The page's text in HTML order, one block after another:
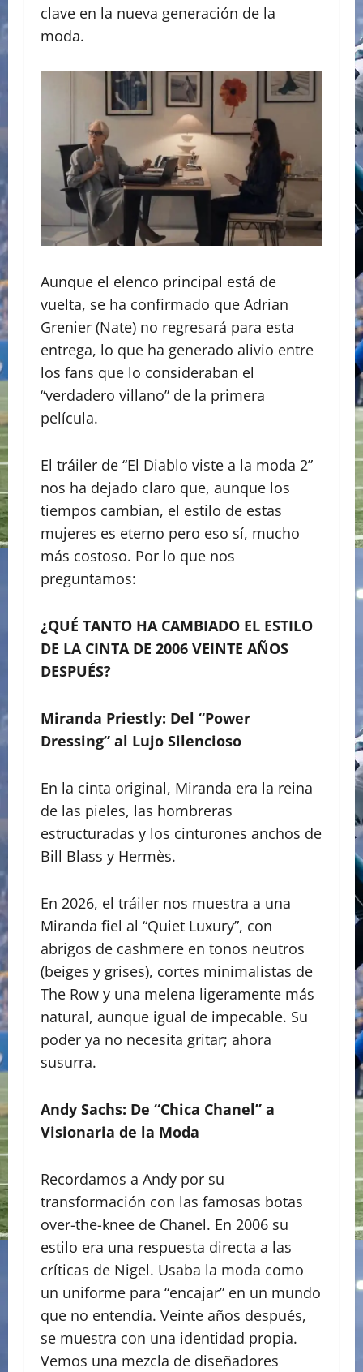
clave en la nueva generación de la
moda.
​Aunque el elenco principal está de
vuelta, se ha confirmado que Adrian
Grenier (Nate) no regresará para esta
entrega, lo que ha generado alivio entre
los fans que lo consideraban el
“verdadero villano” de la primera
película.
El tráiler de “El Diablo viste a la moda 2”
nos ha dejado claro que, aunque los
tiempos cambian, el estilo de estas
mujeres es eterno pero eso sí, mucho
más costoso. Por lo que nos
preguntamos:
¿QUÉ TANTO HA CAMBIADO EL ESTILO
DE LA CINTA DE 2006 VEINTE AÑOS
DESPUÉS?
​Miranda Priestly: Del “Power
Dressing” al Lujo Silencioso
En la cinta original, Miranda era la reina
de las pieles, las hombreras
estructuradas y los cinturones anchos de
Bill Blass y Hermès.
​En ​2026, el tráiler nos muestra a una
Miranda fiel al “Quiet Luxury”, con
abrigos de cashmere en tonos neutros
(beiges y grises), cortes minimalistas de
The Row y una melena ligeramente más
natural, aunque igual de impecable. Su
poder ya no necesita gritar; ahora
susurra.
Andy Sachs: De “Chica Chanel” a
Visionaria de la Moda
​Recordamos a Andy por su
transformación con las famosas botas
over-the-knee de Chanel. En 2006 su
estilo era una respuesta directa a las
críticas de Nigel. Usaba la moda como
un uniforme para “encajar” en un mundo
que no entendía. Veinte años después,
se muestra con una identidad propia.
Vemos una mezcla de diseñadores